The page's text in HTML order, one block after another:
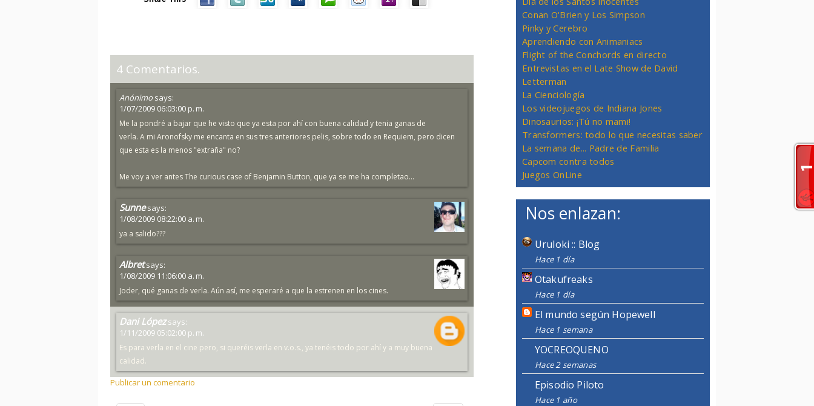
4 Comentarios.
Anónimo says:
1/07/2009 06:03:00 p. m.
Me la pondré a bajar que he visto que ya esta por ahí con buena calidad y tenia ganas de
verla. A mi Aronofsky me encanta en sus tres anteriores pelis, sobre todo en Requiem, pero dicen
que esta es la menos "extraña" no?
Me voy a ver antes The curious case of Benjamin Button, que ya se me ha completao...
Sunne says:
1/08/2009 08:22:00 a. m.
ya a salido???
Albret says:
1/08/2009 11:06:00 a. m.
Joder, qué ganas de verla. Aún así, me esperaré a que la estrenen en los cines.
Dani López says:
1/11/2009 05:02:00 p. m.
Es para verla en el cine pero, si queréis verla en v.o.s., ya tenéis todo por ahí y a muy buena
calidad.
Publicar un comentario
Conan O'Brien y Los Simpson
Pinky y Cerebro
Aprendiendo con Animaniacs
Flight of the Conchords en directo
Entrevistas en el Late Show de David
Letterman
La Cienciología
Los videojuegos de Indiana Jones
Dinosaurios: ¡Tú no mami!
Transformers: todo lo que necesitas saber
La semana de... Padre de Familia
Capcom contra todos
Juegos OnLine
Nos enlazan:
Uruloki :: Blog
Hace 1 día
Otakufreaks
Hace 1 día
El mundo según Hopewell
Hace 1 semana
YOCREOQUENO
Hace 2 semanas
Episodio Piloto
Hace 1 año